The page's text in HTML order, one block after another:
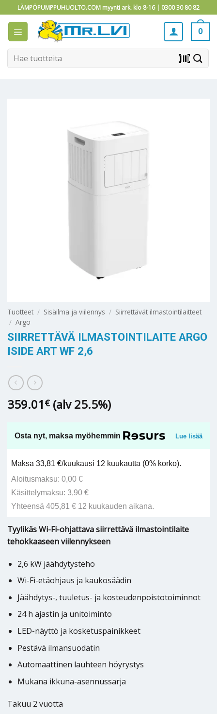
to
content
LÄMPÖPUMPPUHUOLTO.COM myynti ark. klo 8-16 | 0300 30 80 82
0
Etsi: barcode_scanner
Tuotteet / Sisäilma ja viilennys / Siirrettävät ilmastointilaitteet
/ Argo
SIIRRETTÄVÄ ILMASTOINTILAITE ARGO
ISIDE ART WF 2,6
359.01 € (alv 25.5%)
Osta nyt, maksa myöhemmin Lue lisää
Maksa 33,81 €/kuukausi 12 kuukautta (0% korko).
Aloitusmaksu: 0,00 €
Käsittelymaksu: 3,90 €
Yhteensä 405,81 € 12 kuukauden aikana.
Tyylikäs Wi-Fi-ohjattava siirrettävä ilmastointilaite
tehokkaaseen viilennykseen
2,6 kW jäähdytysteho
Wi-Fi-etäohjaus ja kaukosäädin
Jäähdytys-, tuuletus- ja kosteudenpoistotoiminnot
24 h ajastin ja unitoiminto
LED-näyttö ja kosketuspainikkeet
Pestävä ilmansuodatin
Automaattinen lauhteen höyrystys
Mukana ikkuna-asennussarja
Takuu 2 vuotta